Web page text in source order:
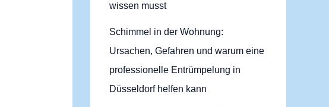
wissen musst
Schimmel in der Wohnung:
Ursachen, Gefahren und warum eine
professionelle Entrümpelung in
Düsseldorf helfen kann